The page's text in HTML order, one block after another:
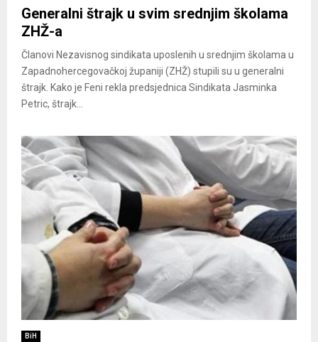
Generalni štrajk u svim srednjim školama
ZHŽ-a
Članovi Nezavisnog sindikata uposlenih u srednjim školama u
Zapadnohercegovačkoj županiji (ZHŽ) stupili su u generalni
štrajk. Kako je Feni rekla predsjednica Sindikata Jasminka
Petric, štrajk...
BiH